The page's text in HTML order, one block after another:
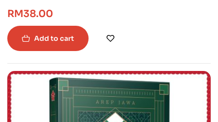
menjadi lagu perang, Srivijaya yang
menakluk seluruh kepulauan menjadi
satu bangsa dan Melaka yang kayanya
tidak terbayang dek akal manusia. Hal
sebuah keagungan yang menyembah
kaki Melayu.
RM38.00
Add to cart